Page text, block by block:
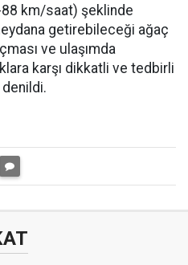
88 km/saat) şeklinde
getirebileceği ağaç
ve ulaşımda
karşı dikkatli ve tedbirli